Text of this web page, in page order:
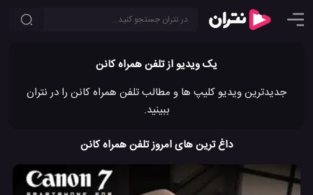
یک ویدیو از تلفن همراه کانن
جدیدترین ویدیو کلیپ ها و مطالب تلفن همراه کانن را در نتران
ببینید.
داغ ترین های امروز تلفن همراه کانن